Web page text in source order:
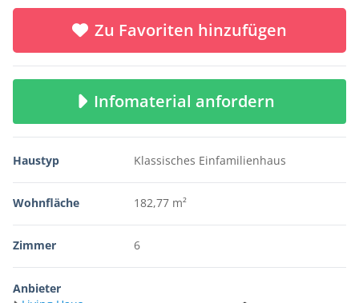
Zu Favoriten hinzufügen
Infomaterial anfordern
Haustyp Klassisches Einfamilienhaus
Wohnfläche 182,77 m²
Zimmer 6
Anbieter